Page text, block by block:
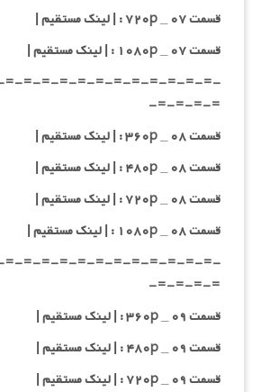
قسمت ۰۷ _ ۷۲۰p : | لینک مستقیم |
قسمت ۰۷ _ ۱۰۸۰p : | لینک مستقیم |
=-=-=-=-=-=-=-=-=-=-=-
=-=-=-=-
قسمت ۰۸ _ ۳۶۰p : | لینک مستقیم |
قسمت ۰۸ _ ۴۸۰p : | لینک مستقیم |
قسمت ۰۸ _ ۷۲۰p : | لینک مستقیم |
قسمت ۰۸ _ ۱۰۸۰p : | لینک مستقیم |
=-=-=-=-=-=-=-=-=-=-=-
=-=-=-=-
قسمت ۰۹ _ ۳۶۰p : | لینک مستقیم |
قسمت ۰۹ _ ۴۸۰p : | لینک مستقیم |
قسمت ۰۹ _ ۷۲۰p : | لینک مستقیم |